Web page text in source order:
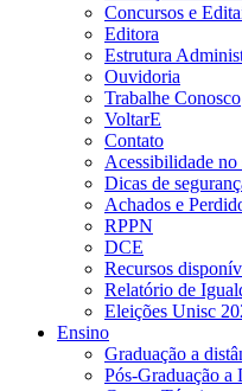
Concursos e
Editora
Estrutura
Ouvidoria
Trabalhe Conosco
VoltarE
Contato
Acessibilidade no
Dicas de
Achados e
RPPN
DCE
Recursos
Relatório de
Eleições Unisc
Ensino
Graduação a
Pós-Graduação